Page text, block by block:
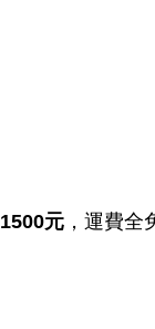
1500元 ，運費全